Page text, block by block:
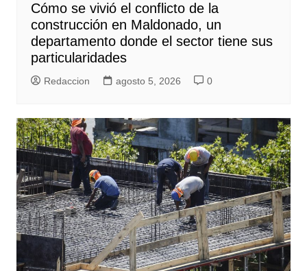
Cómo se vivió el conflicto de la
construcción en Maldonado, un
departamento donde el sector tiene sus
particularidades
Redaccion agosto 5, 2026 0